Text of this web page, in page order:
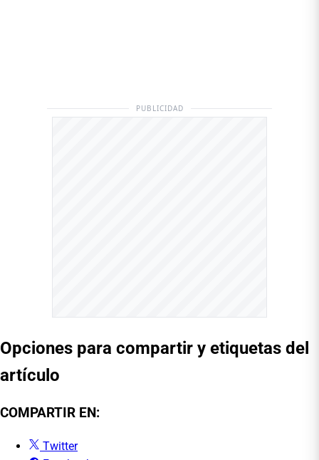
PUBLICIDAD
Opciones para compartir y etiquetas del
artículo
COMPARTIR EN:
Twitter